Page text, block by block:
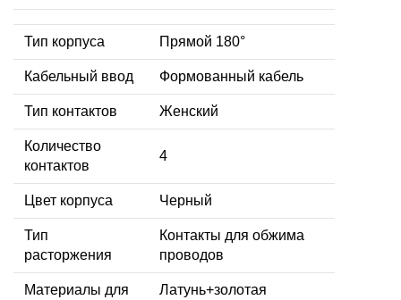
Тип корпуса Прямой 180°
Кабельный ввод Формованный кабель
Тип контактов Женский
Количество
контактов
4
Цвет корпуса Черный
Тип
расторжения
Контакты для обжима
проводов
Материалы для
Латунь+золотая